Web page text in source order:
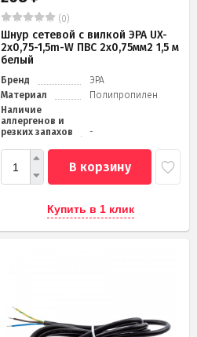
(0)
Шнур сетевой с вилкой ЭРА UX-
2x0,75-1,5m-W ПВС 2x0,75мм2 1,5 м
белый
Бренд
ЭРА
Материал
Полипропилен
Наличие
аллергенов и
резких запахов
-
В корзину
Купить в 1 клик